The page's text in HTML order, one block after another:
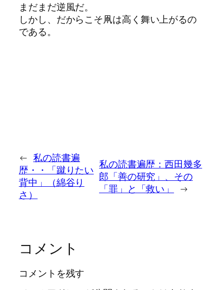
まだまだ逆風だ。
しかし、だからこそ凧は高く舞い上がるの
である。
← 私の読書遍
歴・・「蹴りたい
背中」（綿谷り
さ）
私の読書遍歴：西田幾多
郎「善の研究」、その
「罪」と「救い」
→
コメント
コメントを残す